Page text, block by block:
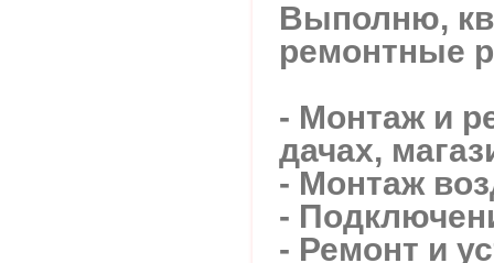
Выполню,
ремонтные
- Монтаж и
дачах,
- Монтаж
-
- Ремонт и